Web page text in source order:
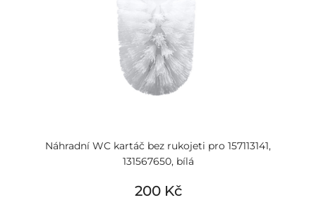
Náhradní WC kartáč bez rukojeti pro 157113141,
131567650, bílá
200 Kč